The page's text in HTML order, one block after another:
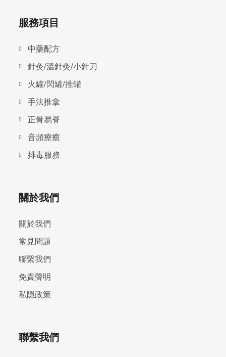
服務項目
中藥配方
針灸/溫針灸/小針刀
火罐/閃罐/推罐
手法推拿
正骨易脊
⾳頻療癒
排毒服務
關於我們
關於我們
常見問題
聯繫我們
免責聲明
私隱政策
聯繫我們